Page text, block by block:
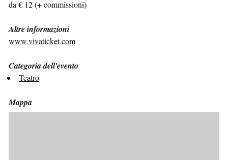
da € 12 (+ commissioni)
Altre informazioni
www.vivaticket.com
Categoria dell'evento
Teatro
Mappa